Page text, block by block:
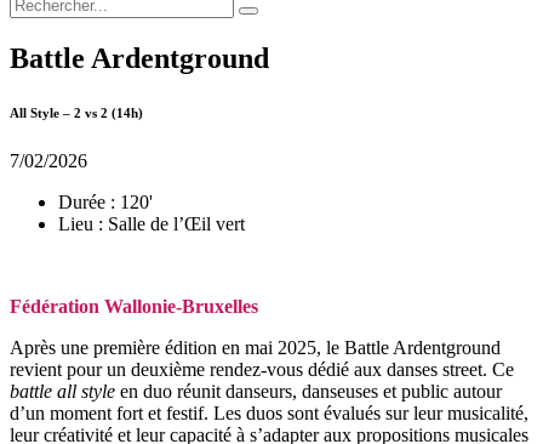
Battle Ardentground
All Style – 2 vs 2 (14h)
7/02/2026
Durée : 120'
Lieu : Salle de l’Œil vert
Fédération Wallonie-Bruxelles
Après une première édition en mai 2025, le Battle Ardentground
revient pour un deuxième rendez-vous dédié aux danses street. Ce
battle all style en duo réunit danseurs, danseuses et public autour
d’un moment fort et festif. Les duos sont évalués sur leur musicalité,
leur créativité et leur capacité à s’adapter aux propositions musicales